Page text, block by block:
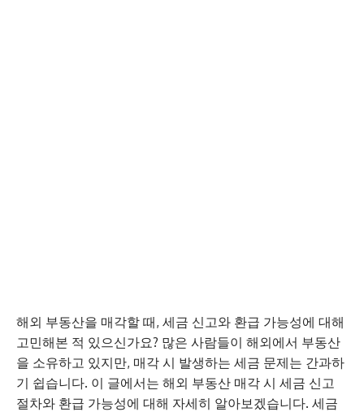
해외 부동산을 매각할 때, 세금 신고와 환급 가능성에 대해
고민해본 적 있으신가요? 많은 사람들이 해외에서 부동산
을 소유하고 있지만, 매각 시 발생하는 세금 문제는 간과하
기 쉽습니다. 이 글에서는 해외 부동산 매각 시 세금 신고
절차와 환급 가능성에 대해 자세히 알아보겠습니다. 세금